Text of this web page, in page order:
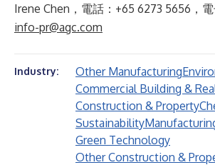
Irene Chen，電話：+65 6273 5656，電
info-pr@agc.com
Industry: Other Manufacturing
Commercial Building &
Construction & Property
Sustainability
Green Technology
Other Construction &